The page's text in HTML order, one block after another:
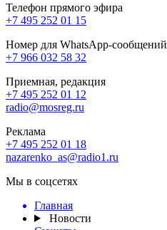
Телефон прямого эфира
+7 495 252 01 15
Номер для WhatsApp-сообщений
+7 966 032 58 32
Приемная, редакция
+7 495 252 01 12
radio@mosreg.ru
Реклама
+7 495 252 01 18
nazarenko_as@radio1.ru
Мы в соцсетях
Главная
Новости